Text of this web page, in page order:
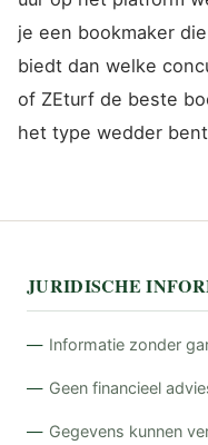
je een bookmaker
biedt dan welke
of ZEturf de beste
het type wedder
JURIDISCHE
Informatie zonder
Geen financieel
Gegevens kunnen